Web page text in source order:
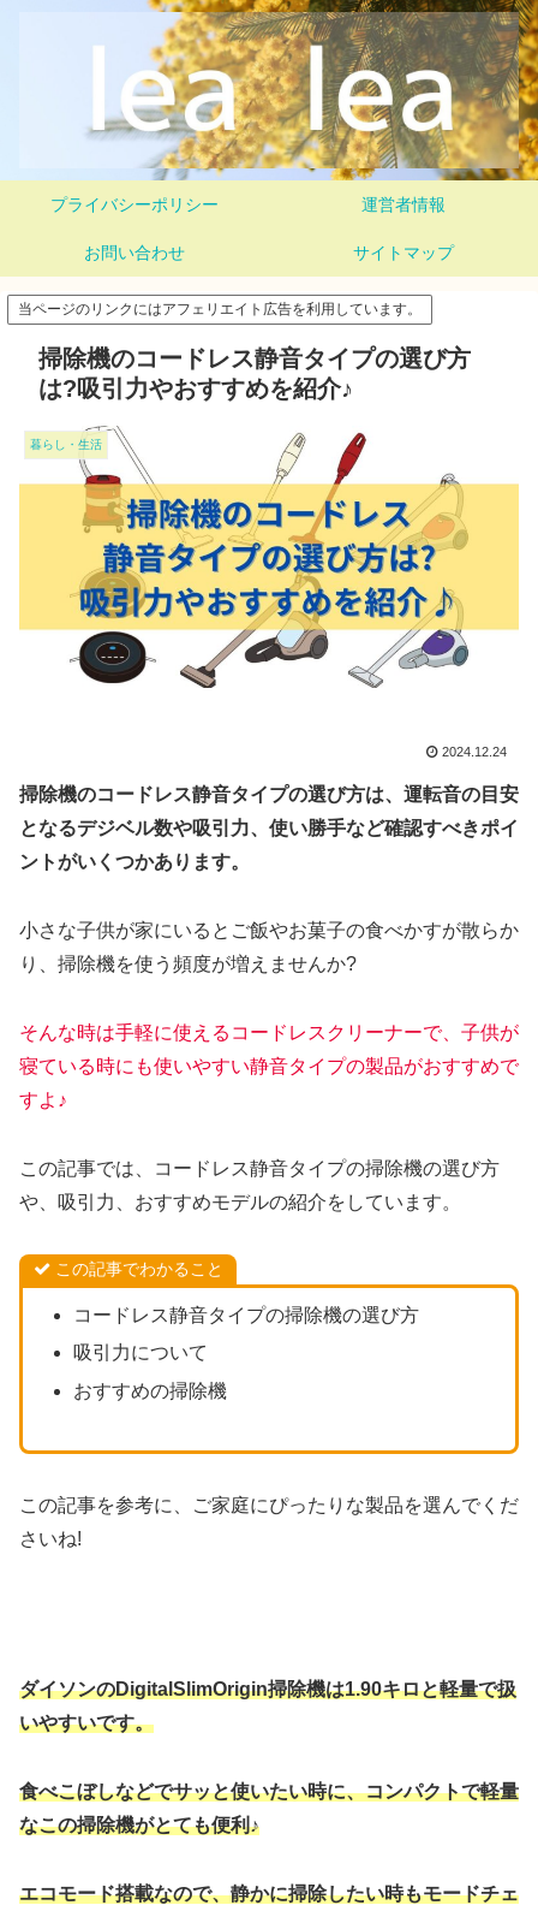
プライバシーポリシー 運営者情報
お問い合わせ サイトマップ
当ページのリンクにはアフェリエイト広告を利用しています。
掃除機のコードレス静音タイプの選び方
は?吸引力やおすすめを紹介♪
暮らし・生活
2024.12.24
掃除機のコードレス静音タイプの選び方は、運転音の目安
となるデジベル数や吸引力、使い勝手など確認すべきポイ
ントがいくつかあります。
小さな子供が家にいるとご飯やお菓子の食べかすが散らか
り、掃除機を使う頻度が増えませんか?
そんな時は手軽に使えるコードレスクリーナーで、子供が
寝ている時にも使いやすい静音タイプの製品がおすすめで
すよ♪
この記事では、コードレス静音タイプの掃除機の選び方
や、吸引力、おすすめモデルの紹介をしています。
この記事でわかること
コードレス静音タイプの掃除機の選び方
吸引力について
おすすめの掃除機
この記事を参考に、ご家庭にぴったりな製品を選んでくだ
さいね!
ダイソンのDigitalSlimOrigin掃除機は1.90キロと軽量で扱
いやすいです。
食べこぼしなどでサッと使いたい時に、コンパクトで軽量
なこの掃除機がとても便利♪
エコモード搭載なので、静かに掃除したい時もモードチェ